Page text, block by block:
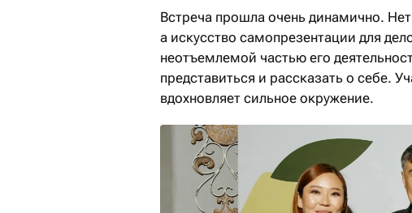
Встреча прошла очень динамично.
а искусство самопрезентации для
неотъемлемой частью его
представиться и рассказать о себе.
вдохновляет сильное окружение.